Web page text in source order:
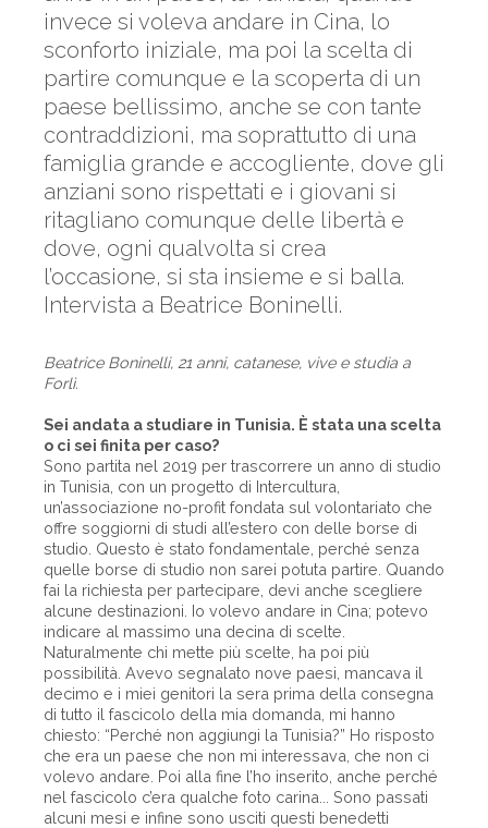
invece si voleva andare in Cina, lo
sconforto iniziale, ma poi la scelta di
partire comunque e la scoperta di un
paese bellissimo, anche se con tante
contraddizioni, ma soprattutto di una
famiglia grande e accogliente, dove gli
anziani sono rispettati e i giovani si
ritagliano comunque delle libertà e
dove, ogni qualvolta si crea
l’occasione, si sta insieme e si balla.
Intervista a Beatrice Boninelli.
Beatrice Boninelli, 21 anni, catanese, vive e studia a
Forlì.
Sei andata a studiare in Tunisia. È stata una scelta
o ci sei finita per caso?
Sono partita nel 2019 per trascorrere un anno di studio
in Tunisia, con un progetto di Intercultura,
un’associazione no-profit fondata sul volontariato che
offre soggiorni di studi all’estero con delle borse di
studio. Questo è stato fondamentale, perché senza
quelle borse di studio non sarei potuta partire. Quando
fai la richiesta per partecipare, devi anche scegliere
alcune destinazioni. Io volevo andare in Cina; potevo
indicare al massimo una decina di scelte.
Naturalmente chi mette più scelte, ha poi più
possibilità. Avevo segnalato nove paesi, mancava il
decimo e i miei genitori la sera prima della consegna
di tutto il fascicolo della mia domanda, mi hanno
chiesto: “Perché non aggiungi la Tunisia?” Ho risposto
che era un paese che non mi interessava, che non ci
volevo andare. Poi alla fine l’ho inserito, anche perché
nel fascicolo c’era qualche foto carina... Sono passati
alcuni mesi e infine sono usciti questi benedetti